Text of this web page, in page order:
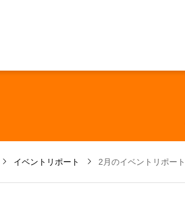
イベントリポート 2月のイベントリポート